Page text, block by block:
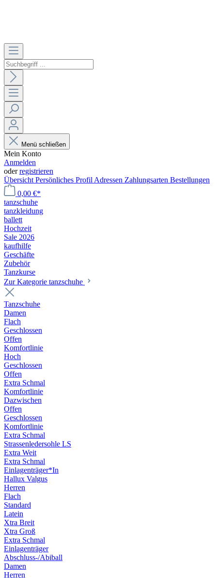
Menü schließen
Mein Konto
Anmelden
oderregistrieren
Übersicht Persönliches Profil Adressen Zahlungsarten Bestellungen
0,00 €*
tanzschuhe
tanzkleidung
ballett
Hochzeit
Sale 2026
kaufhilfe
Geschäfte
Zubehör
Tanzkurse
Zur Kategorie tanzschuhe
Tanzschuhe
Damen
Flach
Geschlossen
Offen
Komfortlinie
Hoch
Geschlossen
Offen
Extra Schmal
Komfortlinie
Dazwischen
Offen
Geschlossen
Komfortlinie
Extra Schmal
Strassenledersohle LS
Extra Weit
Extra Schmal
Einlagenträger*In
Hallux Valgus
Herren
Flach
Standard
Latein
Xtra Breit
Xtra Groß
Extra Schmal
Einlagenträger
Abschluss-/Abiball
Damen
Herren